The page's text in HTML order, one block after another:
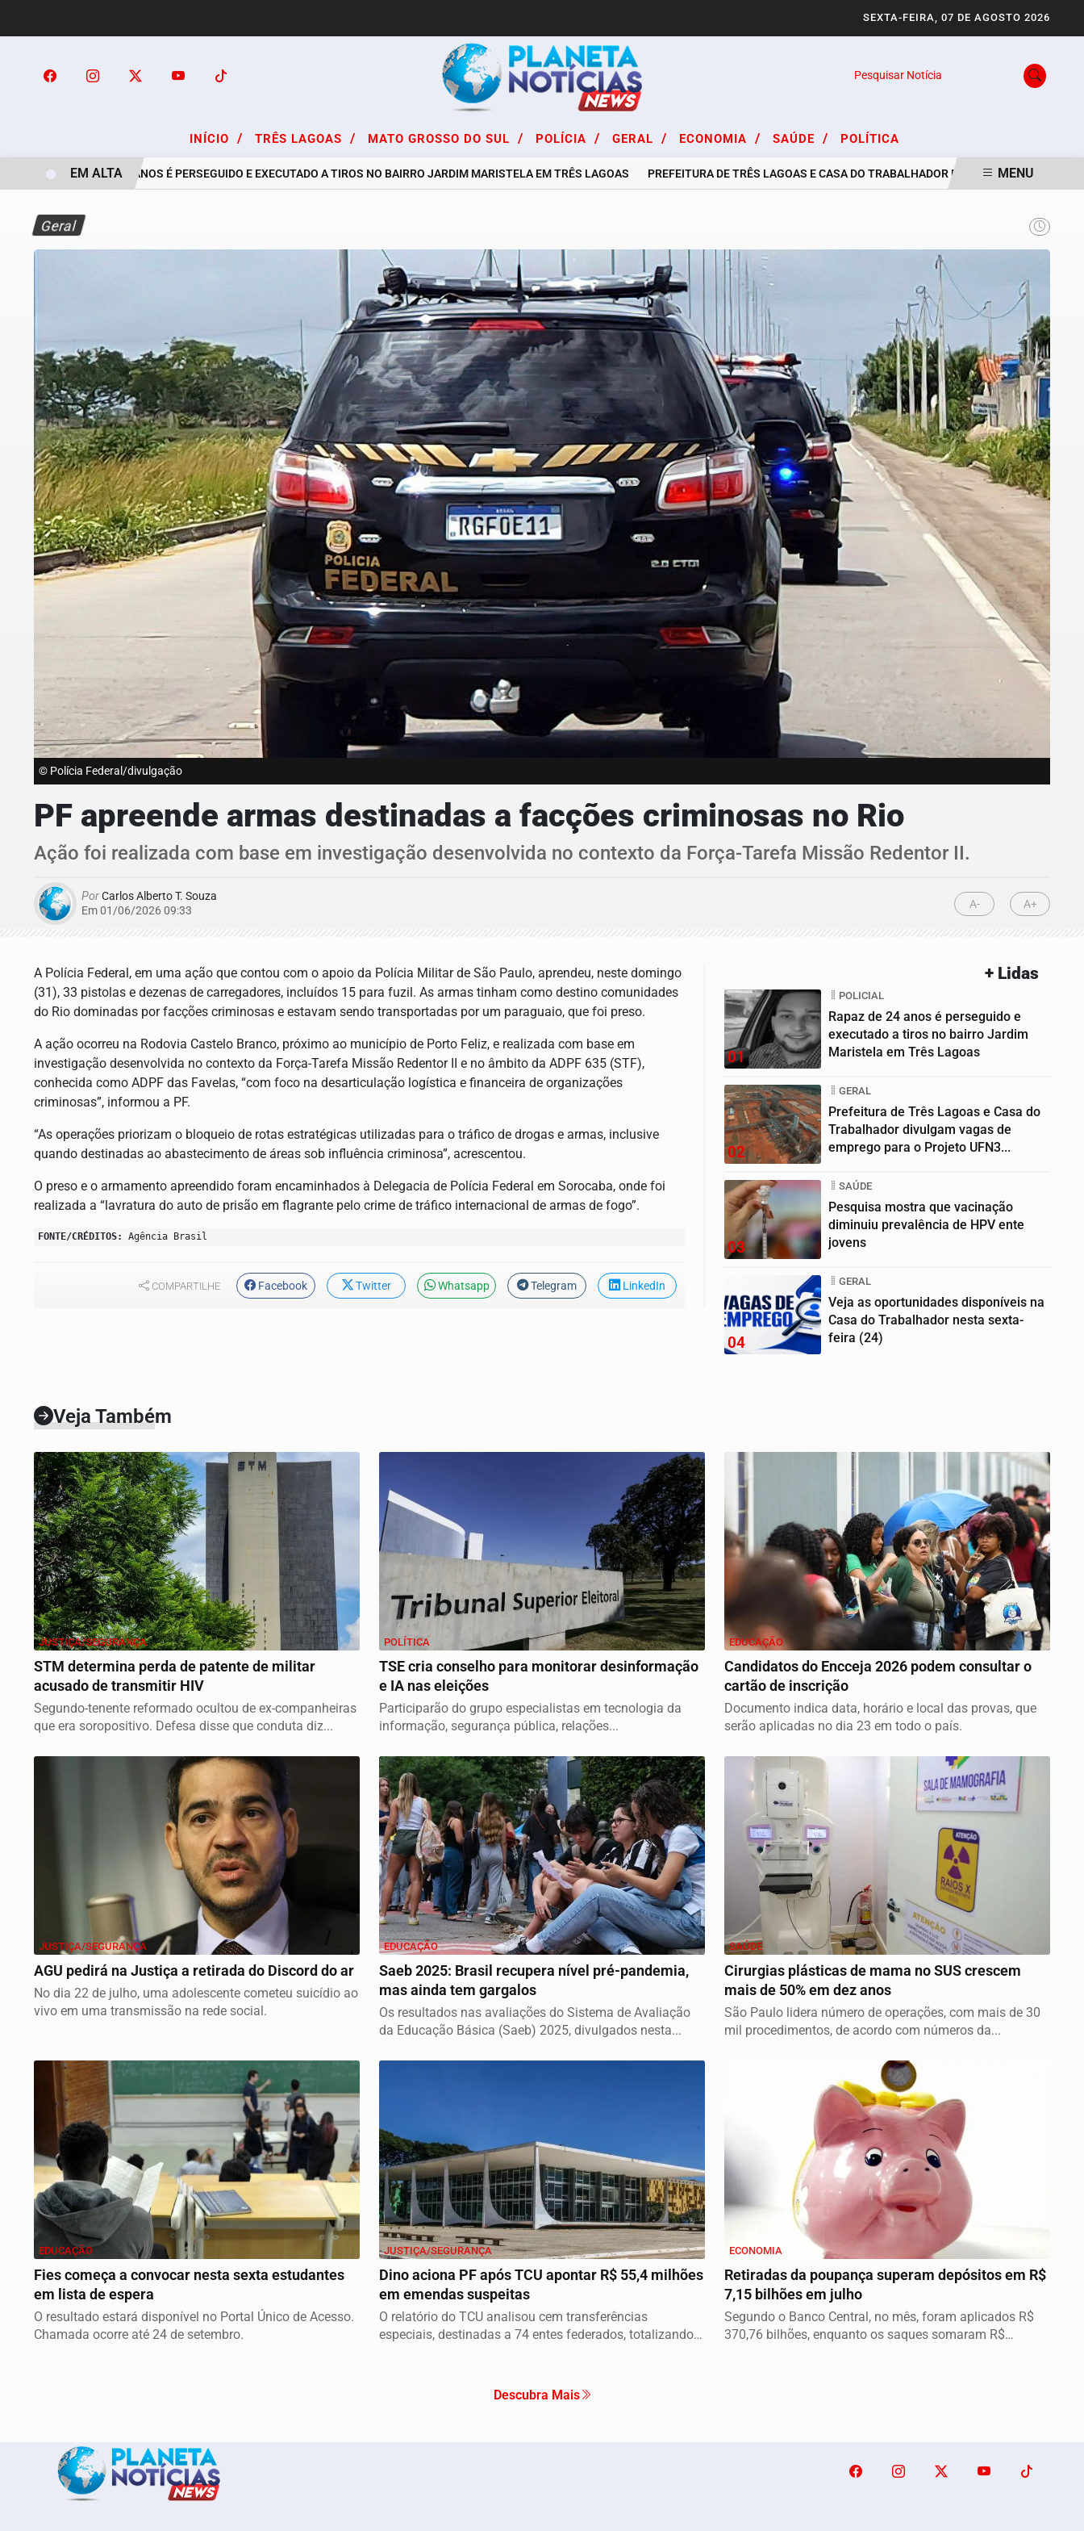
SEXTA-FEIRA, 07 DE AGOSTO 2026
Pesquisar Notícia
INÍCIO / TRÊS LAGOAS / MATO GROSSO DO SUL / POLÍCIA / GERAL / ECONOMIA / SAÚDE / POLÍTICA
RAPAZ DE 24 ANOS É PERSEGUIDO E EXECUTADO A TIROS NO BAIRRO JARDIM MARISTELA EM TRÊS LAGOAS PREFEITURA DE TRÊS LAGOAS E CASA DO TRABALHADOR DIVULGAM VAGAS DE
EM ALTA MENU
Geral
© Polícia Federal/divulgação
PF apreende armas destinadas a facções criminosas no Rio
Ação foi realizada com base em investigação desenvolvida no contexto da Força-Tarefa Missão Redentor II.
PorCarlos Alberto T. Souza
Em 01/06/2026 09:33
A- A+
A Polícia Federal, em uma ação que contou com o apoio da Polícia Militar de São Paulo, aprendeu, neste domingo
(31), 33 pistolas e dezenas de carregadores, incluídos 15 para fuzil. As armas tinham como destino comunidades
do Rio dominadas por facções criminosas e estavam sendo transportadas por um paraguaio, que foi preso.
A ação ocorreu na Rodovia Castelo Branco, próximo ao município de Porto Feliz, e realizada com base em
investigação desenvolvida no contexto da Força-Tarefa Missão Redentor II e no âmbito da ADPF 635 (STF),
conhecida como ADPF das Favelas, “com foco na desarticulação logística e financeira de organizações
criminosas”, informou a PF.
“As operações priorizam o bloqueio de rotas estratégicas utilizadas para o tráfico de drogas e armas, inclusive
quando destinadas ao abastecimento de áreas sob influência criminosa”, acrescentou.
O preso e o armamento apreendido foram encaminhados à Delegacia de Polícia Federal em Sorocaba, onde foi
realizada a “lavratura do auto de prisão em flagrante pelo crime de tráfico internacional de armas de fogo”.
FONTE/CRÉDITOS: Agência Brasil
COMPARTILHE Facebook Twitter Whatsapp Telegram LinkedIn
+ Lidas
01
POLICIAL
Rapaz de 24 anos é perseguido e
executado a tiros no bairro Jardim
Maristela em Três Lagoas
02
GERAL
Prefeitura de Três Lagoas e Casa do
Trabalhador divulgam vagas de
emprego para o Projeto UFN3...
03
SAÚDE
Pesquisa mostra que vacinação
diminuiu prevalência de HPV ente
jovens
04
GERAL
Veja as oportunidades disponíveis na
Casa do Trabalhador nesta sexta-
feira (24)
Veja Também
JUSTIÇA/SEGURANÇA
STM determina perda de patente de militar
acusado de transmitir HIV
Segundo-tenente reformado ocultou de ex-companheiras
que era soropositivo. Defesa disse que conduta diz...
POLÍTICA
TSE cria conselho para monitorar desinformação
e IA nas eleições
Participarão do grupo especialistas em tecnologia da
informação, segurança pública, relações...
EDUCAÇÃO
Candidatos do Encceja 2026 podem consultar o
cartão de inscrição
Documento indica data, horário e local das provas, que
serão aplicadas no dia 23 em todo o país.
JUSTIÇA/SEGURANÇA
AGU pedirá na Justiça a retirada do Discord do ar
No dia 22 de julho, uma adolescente cometeu suicídio ao
vivo em uma transmissão na rede social.
EDUCAÇÃO
Saeb 2025: Brasil recupera nível pré-pandemia,
mas ainda tem gargalos
Os resultados nas avaliações do Sistema de Avaliação
da Educação Básica (Saeb) 2025, divulgados nesta...
SAÚDE
Cirurgias plásticas de mama no SUS crescem
mais de 50% em dez anos
São Paulo lidera número de operações, com mais de 30
mil procedimentos, de acordo com números da...
EDUCAÇÃO
Fies começa a convocar nesta sexta estudantes
em lista de espera
O resultado estará disponível no Portal Único de Acesso.
Chamada ocorre até 24 de setembro.
JUSTIÇA/SEGURANÇA
Dino aciona PF após TCU apontar R$ 55,4 milhões
em emendas suspeitas
O relatório do TCU analisou cem transferências
especiais, destinadas a 74 entes federados, totalizando
ECONOMIA
Retiradas da poupança superam depósitos em R$
7,15 bilhões em julho
Segundo o Banco Central, no mês, foram aplicados R$
370,76 bilhões, enquanto os saques somaram R$
Descubra Mais